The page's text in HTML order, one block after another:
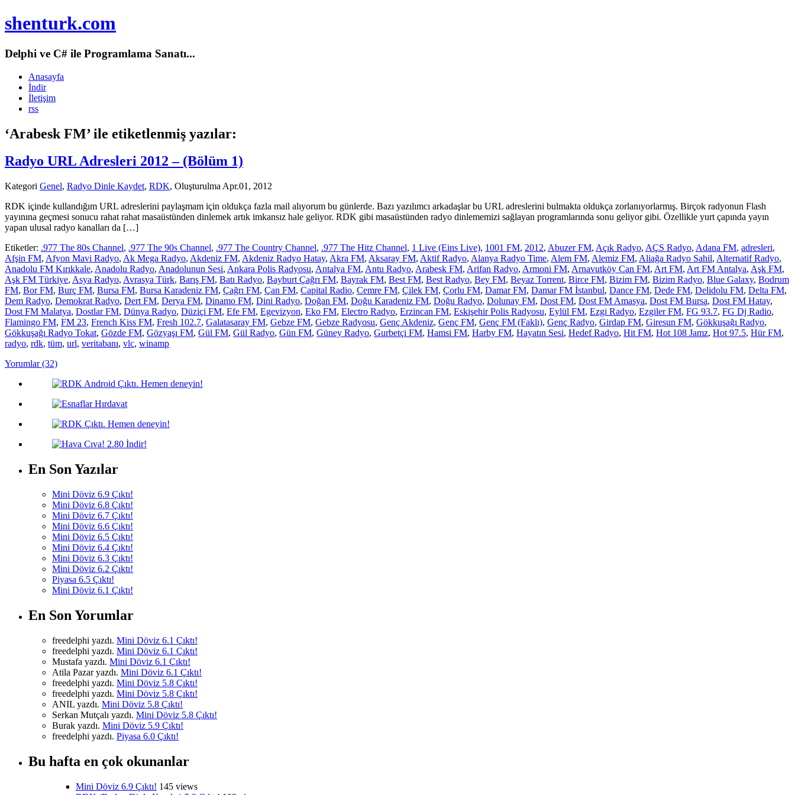
shenturk.com
Delphi ve C# ile Programlama Sanatı...
Anasayfa
İndir
İletişim
rss
‘Arabesk FM’ ile etiketlenmiş yazılar:
Radyo URL Adresleri 2012 – (Bölüm 1)
Kategori Genel, Radyo Dinle Kaydet, RDK, Oluşturulma Apr.01, 2012
RDK içinde kullandığım URL adreslerini paylaşmam için oldukça fazla mail alıyorum bu günlerde. Bazı yazılımcı arkadaşlar bu URL adreslerini bulmakta oldukça zorlanıyorlarmış. Birçok radyonun Flash
yayınına geçmesi sonucu rahat rahat masaüstünden dinlemek artık imkansız hale geliyor. RDK gibi masaüstünden radyo dinlememizi sağlayan programlarında sonu geliyor gibi. Özellikle yurt çapında yayın
yapan ulusal radyo kanalları da […]
Etiketler: .977 The 80s Channel, .977 The 90s Channel, .977 The Country Channel, .977 The Hitz Channel, 1 Live (Eins Live), 1001 FM, 2012, Abuzer FM, Açık Radyo, AÇS Radyo, Adana FM, adresleri,
Afşin FM, Afyon Mavi Radyo, Ak Mega Radyo, Akdeniz FM, Akdeniz Radyo Hatay, Akra FM, Aksaray FM, Aktif Radyo, Alanya Radyo Time, Alem FM, Alemiz FM, Aliağa Radyo Sahil, Alternatif Radyo,
Anadolu FM Kırıkkale, Anadolu Radyo, Anadolunun Sesi, Ankara Polis Radyosu, Antalya FM, Antu Radyo, Arabesk FM, Arifan Radyo, Armoni FM, Arnavutköy Can FM, Art FM, Art FM Antalya, Aşk FM,
Aşk FM Türkiye, Asya Radyo, Avrasya Türk, Barış FM, Batı Radyo, Bayburt Çağrı FM, Bayrak FM, Best FM, Best Radyo, Bey FM, Beyaz Torrent, Birce FM, Bizim FM, Bizim Radyo, Blue Galaxy, Bodrum
FM, Bor FM, Burç FM, Bursa FM, Bursa Karadeniz FM, Çağrı FM, Çan FM, Capital Radio, Cemre FM, Çilek FM, Çorlu FM, Damar FM, Damar FM İstanbul, Dance FM, Dede FM, Delidolu FM, Delta FM,
Dem Radyo, Demokrat Radyo, Dert FM, Derya FM, Dinamo FM, Dini Radyo, Doğan FM, Doğu Karadeniz FM, Doğu Radyo, Dolunay FM, Dost FM, Dost FM Amasya, Dost FM Bursa, Dost FM Hatay,
Dost FM Malatya, Dostlar FM, Dünya Radyo, Düziçi FM, Efe FM, Egevizyon, Eko FM, Electro Radyo, Erzincan FM, Eskişehir Polis Radyosu, Eylül FM, Ezgi Radyo, Ezgiler FM, FG 93.7, FG Dj Radio,
Flamingo FM, FM 23, French Kiss FM, Fresh 102.7, Galatasaray FM, Gebze FM, Gebze Radyosu, Genç Akdeniz, Genç FM, Genç FM (Faklı), Genç Radyo, Girdap FM, Giresun FM, Gökkuşağı Radyo,
Gökkuşağı Radyo Tokat, Gözde FM, Gözyaşı FM, Gül FM, Gül Radyo, Gün FM, Güney Radyo, Gurbetçi FM, Hamsi FM, Harby FM, Hayatın Sesi, Hedef Radyo, Hit FM, Hot 108 Jamz, Hot 97.5, Hür FM,
radyo, rdk, tüm, url, veritabanı, vlc, winamp
Yorumlar (32)
En Son Yazılar
Mini Döviz 6.9 Çıktı!
Mini Döviz 6.8 Çıktı!
Mini Döviz 6.7 Çıktı!
Mini Döviz 6.6 Çıktı!
Mini Döviz 6.5 Çıktı!
Mini Döviz 6.4 Çıktı!
Mini Döviz 6.3 Çıktı!
Mini Döviz 6.2 Çıktı!
Piyasa 6.5 Çıktı!
Mini Döviz 6.1 Çıktı!
En Son Yorumlar
freedelphi yazdı. Mini Döviz 6.1 Çıktı!
freedelphi yazdı. Mini Döviz 6.1 Çıktı!
Mustafa yazdı. Mini Döviz 6.1 Çıktı!
Atila Pazar yazdı. Mini Döviz 6.1 Çıktı!
freedelphi yazdı. Mini Döviz 5.8 Çıktı!
freedelphi yazdı. Mini Döviz 5.8 Çıktı!
ANIL yazdı. Mini Döviz 5.8 Çıktı!
Serkan Mutçalı yazdı. Mini Döviz 5.8 Çıktı!
Burak yazdı. Mini Döviz 5.9 Çıktı!
freedelphi yazdı. Piyasa 6.0 Çıktı!
Bu hafta en çok okunanlar
Mini Döviz 6.9 Çıktı! 145 views